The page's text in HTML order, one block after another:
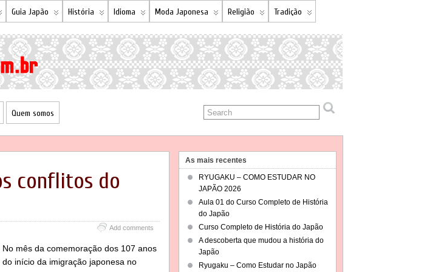
Guia Japão História Idioma Moda Japonesa Religião Tradição
Quem somos
conflitos do
Add comments
No mês da comemoração dos 107 anos
do início da imigração japonesa no
As mais recentes
RYUGAKU – COMO ESTUDAR NO
JAPÃO 2026
Aula 01 do Curso Completo de História
do Japão
Curso Completo de História do Japão
A descoberta que mudou a história do
Japão
Ryugaku – Como Estudar no Japão